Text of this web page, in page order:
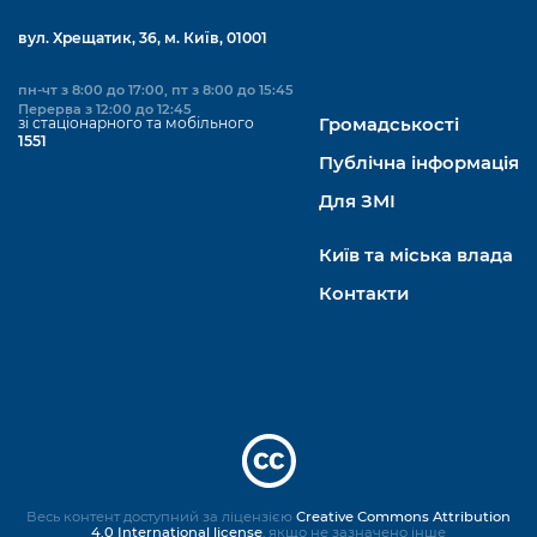
вул. Хрещатик, 36, м. Київ, 01001
пн-чт з 8:00 до 17:00, пт з 8:00 до 15:45
Перерва з 12:00 до 12:45
зі стаціонарного та мобільного
1551
Громадськості
Публічна інформація
Для ЗМІ
Київ та міська влада
Контакти
Весь контент доступний за ліцензією Creative Commons Attribution
4.0 International license, якщо не зазначено інше